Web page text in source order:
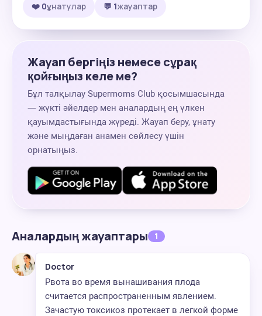
❤️ 0ұнатулар 💬 1жауаптар
Жауап бергіңіз немесе сұрақ
қойғыңыз келе ме?
Бұл талқылау Supermoms Club қосымшасында
— жүкті әйелдер мен аналардың ең үлкен
қауымдастығында жүреді. Жауап беру, ұнату
және мыңдаған анамен сөйлесу үшін
орнатыңыз.
Аналардың жауаптары 1
Doctor
Рвота во время вынашивания плода
считается распространенным явлением.
Зачастую токсикоз протекает в легкой форме